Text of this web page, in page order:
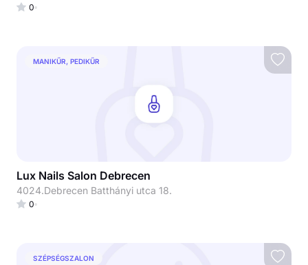
0
MANIKŰR, PEDIKŰR
Lux Nails Salon Debrecen
4024.Debrecen Batthányi utca 18.
0
SZÉPSÉGSZALON